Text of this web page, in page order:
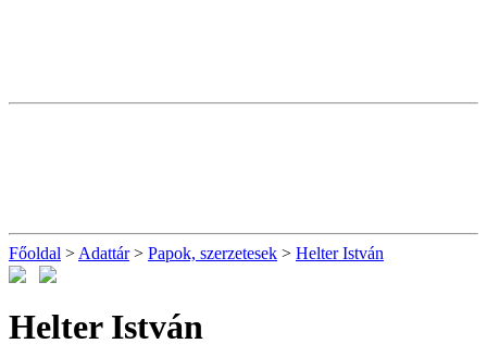
Főoldal > Adattár> Papok, szerzetesek > Helter István
Helter István